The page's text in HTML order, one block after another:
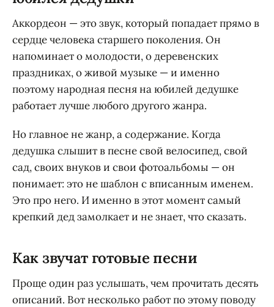
Аккордеон — это звук, который попадает прямо в
сердце человека старшего поколения. Он
напоминает о молодости, о деревенских
праздниках, о живой музыке — и именно
поэтому народная песня на юбилей дедушке
работает лучше любого другого жанра.
Но главное не жанр, а содержание. Когда
дедушка слышит в песне свой велосипед, свой
сад, своих внуков и свои фотоальбомы — он
понимает: это не шаблон с вписанным именем.
Это про него. И именно в этот момент самый
крепкий дед замолкает и не знает, что сказать.
Как звучат готовые песни
Проще один раз услышать, чем прочитать десять
описаний. Вот несколько работ по этому поводу